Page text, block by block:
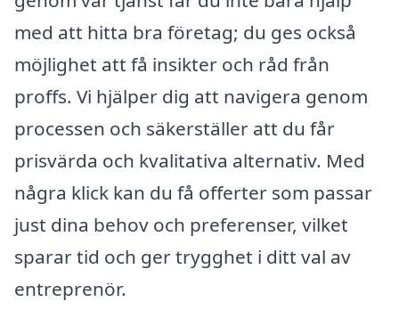
med att hitta bra företag; du ges också
möjlighet att få insikter och råd från
proffs. Vi hjälper dig att navigera genom
processen och säkerställer att du får
prisvärda och kvalitativa alternativ. Med
några klick kan du få offerter som passar
just dina behov och preferenser, vilket
sparar tid och ger trygghet i ditt val av
entreprenör.